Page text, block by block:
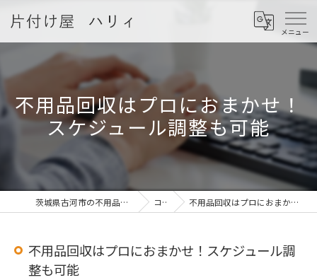
不用品回収はプロにおまかせ！
スケジュール調整も可能
茨城県古河市の不用品回収なら片付け屋 ハリィ コラム 不用品回収はプロにおまかせ！スケジュール調整も可能
不用品回収はプロにおまかせ！スケジュール調
整も可能